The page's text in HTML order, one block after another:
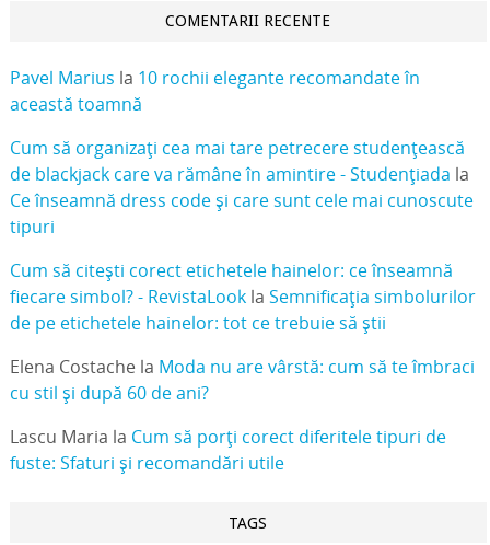
COMENTARII RECENTE
Pavel Marius la 10 rochii elegante recomandate în
această toamnă
Cum să organizați cea mai tare petrecere studențească
de blackjack care va rămâne în amintire - Studențiada la
Ce înseamnă dress code și care sunt cele mai cunoscute
tipuri
Cum să citești corect etichetele hainelor: ce înseamnă
fiecare simbol? - RevistaLookla Semnificația simbolurilor
de pe etichetele hainelor: tot ce trebuie să știi
Elena Costachela Moda nu are vârstă: cum să te îmbraci
cu stil și după 60 de ani?
Lascu Maria la Cum să porți corect diferitele tipuri de
fuste: Sfaturi și recomandări utile
TAGS